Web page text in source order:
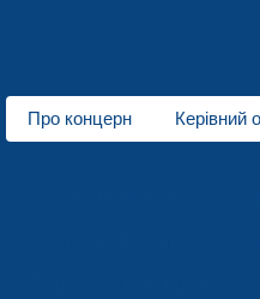
Про концерн Керівний